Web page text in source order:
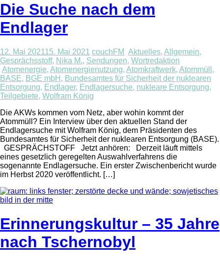
Die Suche nach dem
Endlager
12. Mai 202115. Mai 2021 couchFM Aktuelles, Allgemein,
Gesprächsstoff, Nika M., Sendungen, Wortredaktion
Atomenergie, Atomenergienutzung, Atomkraftwerk, Atommüll ,
BASE, BGE mbH , Bundesamtes für Sicherheit der nuklearen
Entsorgung, Endlager, Endlagersuche, nukleare Entsorgung,
Teilgebiete, Wolfram König
Die AKWs kommen vom Netz, aber wohin kommt der
Atommüll? Ein Interview über den aktuellen Stand der
Endlagersuche mit Wolfram König, dem Präsidenten des
Bundesamtes für Sicherheit der nuklearen Entsorgung (BASE).
GESPRÄCHSTOFF Jetzt anhören: Derzeit läuft mittels
eines gesetzlich geregelten Auswahlverfahrens die
sogenannte Endlagersuche. Ein erster Zwischenbericht wurde
im Herbst 2020 veröffentlicht. […]
Erinnerungskultur – 35 Jahre
nach Tschernobyl